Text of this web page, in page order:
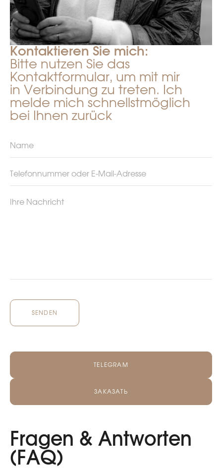
Kontaktieren Sie mich:
Bitte nutzen Sie das
Kontaktformular, um mit mir
in Verbindung zu treten. Ich
melde mich schnellstmöglich
bei Ihnen zurück
SENDEN
TELEGRAM
ЗАКАЗАТЬ
Fragen & Antworten
(FAQ)